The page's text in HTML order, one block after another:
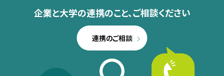
企業と大学の連携のこと、ご相談ください
連携のご相談